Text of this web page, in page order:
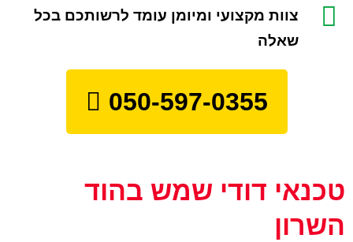
צוות מקצועי ומיומן עומד לרשותכם בכל
שאלה
050-597-0355
טכנאי דודי שמש בהוד
השרון